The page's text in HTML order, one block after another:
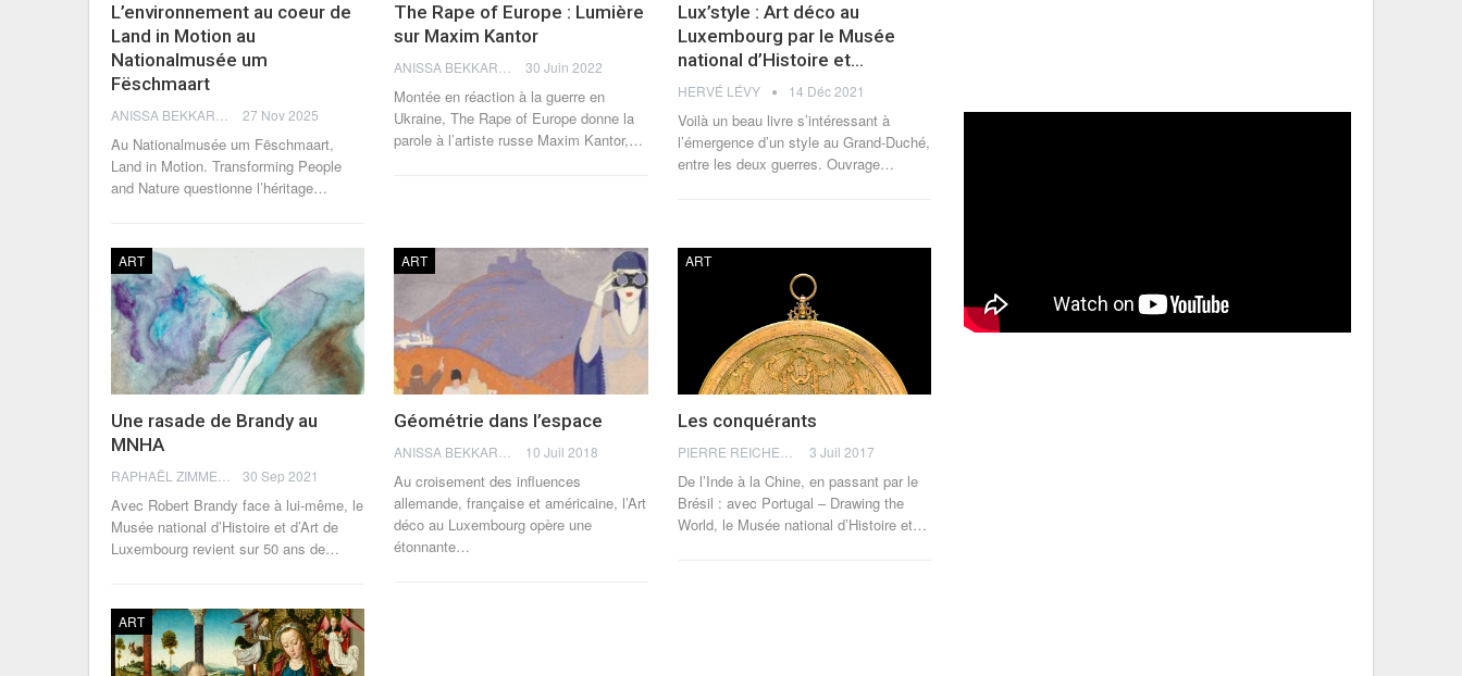
L’environnement au coeur de
Land in Motion au
Nationalmusée um
Fëschmaart
27 Nov 2025
Au Nationalmusée um Fëschmaart,
Land in Motion. Transforming People
and Nature questionne l’héritage…
The Rape of Europe : Lumière
sur Maxim Kantor
30 Juin 2022
Montée en réaction à la guerre en
Ukraine, The Rape of Europe donne la
parole à l’artiste russe Maxim Kantor,…
Lux’style : Art déco au
Luxembourg par le Musée
national d’Histoire et…
HERVÉ LÉVY 14 Déc 2021
Voilà un beau livre s’intéressant à
l’émergence d’un style au Grand-Duché,
entre les deux guerres. Ouvrage…
ART
Une rasade de Brandy au
MNHA
30 Sep 2021
Avec Robert Brandy face à lui-même, le
Musée national d’Histoire et d’Art de
Luxembourg revient sur 50 ans de…
ART
Géométrie dans l’espace
10 Juil 2018
Au croisement des influences
allemande, française et américaine, l’Art
déco au Luxembourg opère une
étonnante…
ART
Les conquérants
3 Juil 2017
De l’Inde à la Chine, en passant par le
Brésil : avec Portugal – Drawing the
World, le Musée national d’Histoire et…
ART